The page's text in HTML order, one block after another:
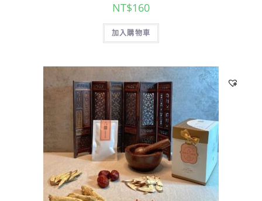
NT$160
加入購物車